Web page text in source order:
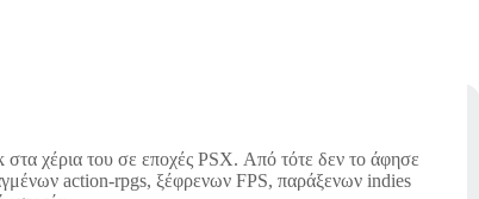
χέρια του σε εποχές PSX. Από τότε δεν το άφησε
action-rpgs, ξέφρενων FPS, παράξενων indies